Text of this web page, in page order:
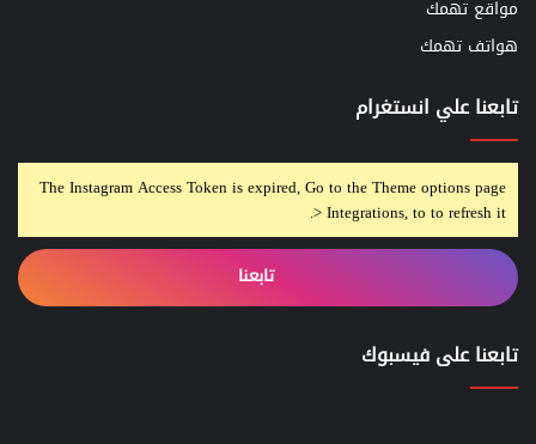
مواقع تهمك
هواتف تهمك
تابعنا علي انستغرام
The Instagram Access Token is expired, Go to the Theme options page
> Integrations, to to refresh it.
تابعنا
تابعنا على فيسبوك